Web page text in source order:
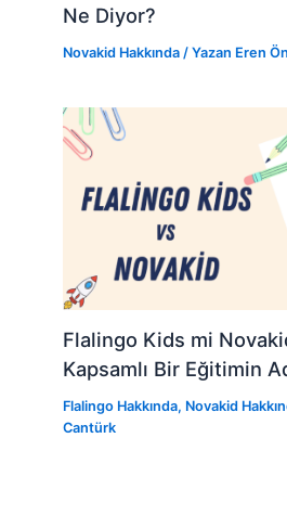
Ne Diyor?
Novakid Hakkında/ Yazan Eren
Flalingo Kids mi
Kapsamlı Bir Eğitimin
Flalingo Hakkında, Novakid
Cantürk